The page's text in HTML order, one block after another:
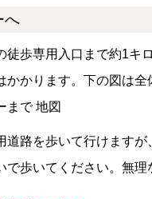
へ
徒歩専用入口まで約1キ
かります。下の図は
路を歩いて行けますが
で歩いてください。無理